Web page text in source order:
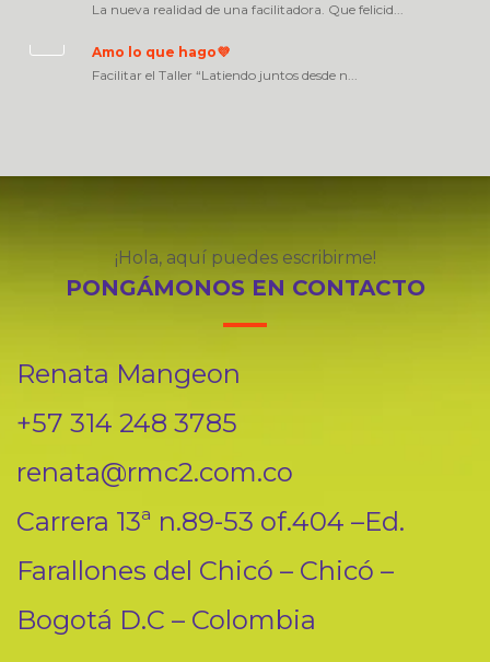
La nueva realidad de una facilitadora. Que felicid...
Amo lo que hago💜
Facilitar el Taller “Latiendo juntos desde n...
¡Hola, aquí puedes escribirme!
PONGÁMONOS EN CONTACTO
Renata Mangeon
+57 314 248 3785
renata@rmc2.com.co
Carrera 13ª n.89-53 of.404 –Ed.
Farallones del Chicó – Chicó –
Bogotá D.C – Colombia